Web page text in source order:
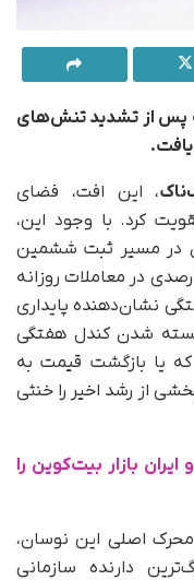
پس از تشدید تنش‌های
، این افت، فضای
کرد. با وجود این،
در مسیر ثبت ششمین
متوالی رشد قرار دارد. کاهش ۱.۷ درصدی در معاملات روزانه
نشان‌دهنده پایداری
شدن کندل هفتگی
که یا بازگشت قیمت به
یا بخشی از رشد اخیر را خنثی
بازار بیت‌کوین را
محرک اصلی این نوسان،
دارنده سازمانی